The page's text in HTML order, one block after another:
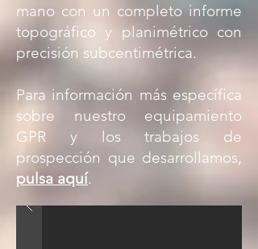
mano con un completo informe
topográfico y planimétrico con
precisión subcentimétrica.
Para información más específica
sobre nuestro equipamiento
GPR y los trabajos de
prospección que desarrollamos,
pulsa aquí.